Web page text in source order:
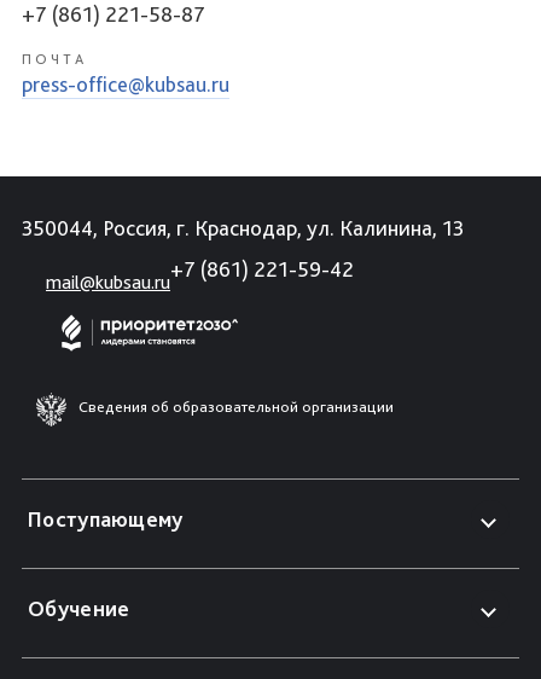
+7 (861) 221-58-87
ПОЧТА
press-office@kubsau.ru
350044, Россия, г. Краснодар, ул. Калинина, 13
mail@kubsau.ru
+7 (861) 221-59-42
Сведения об образовательной организации
Поступающему
Обучение